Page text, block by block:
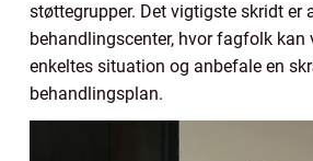
støttegrupper. Det vigtigste skridt er
behandlingscenter, hvor fagfolk kan
enkeltes situation og anbefale en
behandlingsplan.